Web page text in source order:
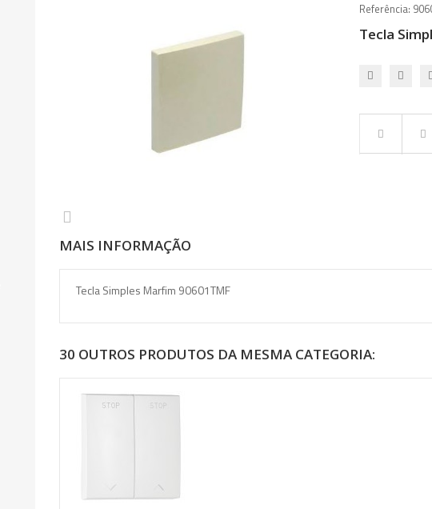
Referência:
Tecla
MAIS INFORMAÇÃO
Tecla Simples Marfim 90601TMF
30 OUTROS PRODUTOS DA MESMA CATEGORIA: